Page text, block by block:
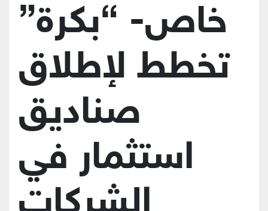
خاص- “بكرة”
تخطط لإطلاق
صناديق
استثمار في